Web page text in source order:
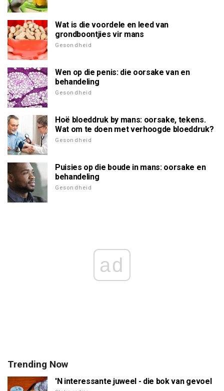
Wat is die voordele en leed van
grondboontjies vir mans
Gesondheid
Wen op die penis: die oorsake van en
behandeling
Gesondheid
Hoë bloeddruk by mans: oorsake, tekens.
Wat om te doen met verhoogde bloeddruk?
Gesondheid
Puisies op die boude in mans: oorsake en
behandeling
Gesondheid
ad
Trending Now
'N interessante juweel - die bok van gevoel